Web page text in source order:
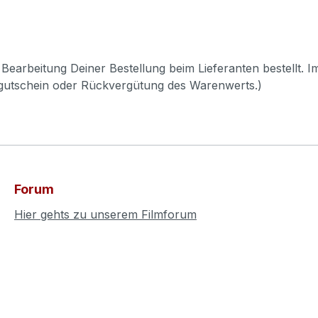
Deiner Bestellung beim Lieferanten bestellt.
oder Rückvergütung des Warenwerts.)
Forum
Hier gehts zu unserem Filmforum